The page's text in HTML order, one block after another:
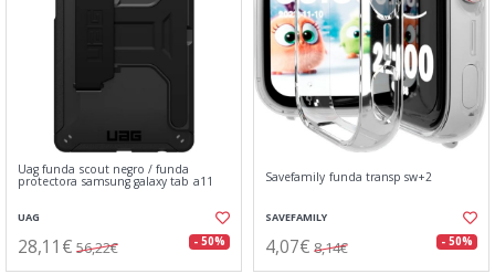
Uag funda scout negro / funda
protectora samsung galaxy tab a11
UAG
28,11€ 56,22€ - 50%
Savefamily funda transp sw+2
SAVEFAMILY
4,07€ 8,14€ - 50%